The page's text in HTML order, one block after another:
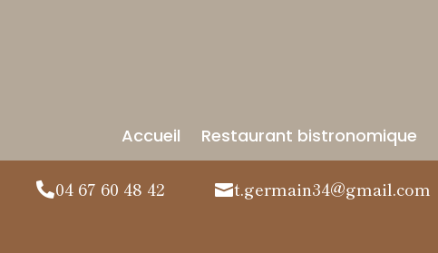
Accueil Restaurant bistronomique
04 67 60 48 42 t.germain34@gmail.com